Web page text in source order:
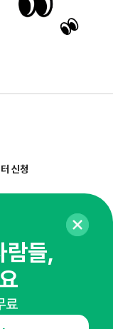
신청
람들,
료